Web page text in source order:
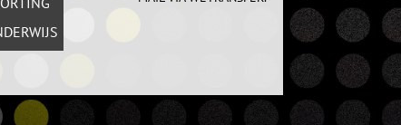
PROFS